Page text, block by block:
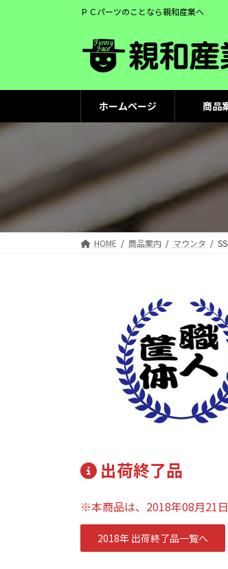
へ
キ
ョ
に
ＰＣパーツのことなら親和産業へ
ホームページ 商品
HOME 商品案内 マウンタ
出荷終了品
※本商品は、2018年08月21
2018年 出荷終了品一覧へ